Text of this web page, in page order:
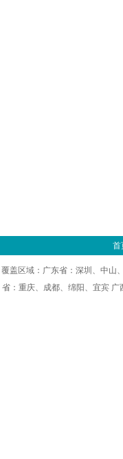
首
覆盖区域：广东省：深圳、中山
省：重庆、成都、绵阳、宜宾